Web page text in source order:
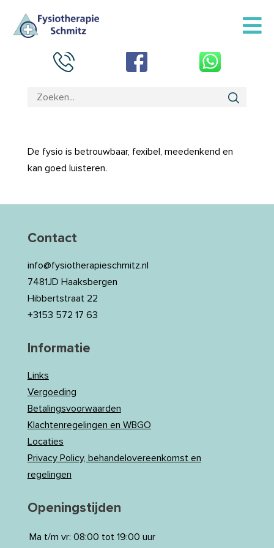
De fysio is betrouwbaar, fexibel, meedenkend en
kan goed luisteren.
Contact
info@fysiotherapieschmitz.nl
7481JD Haaksbergen
Hibbertstraat 22
+3153 572 17 63
Informatie
Links
Vergoeding
Betalingsvoorwaarden
Klachtenregelingen en WBGO
Locaties
Privacy Policy, behandelovereenkomst en
regelingen
Openingstijden
Ma t/m vr: 08:00 tot 19:00 uur